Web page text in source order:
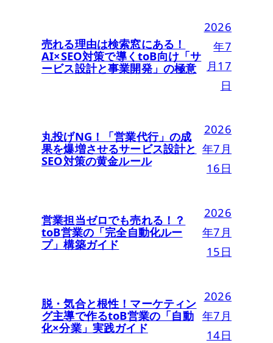
売れる理由は検索窓にある！
AI×SEO対策で導くtoB向け「サ
ービス設計と事業開発」の極意
2026
年7
月17
日
丸投げNG！「営業代行」の成
果を爆増させるサービス設計と
SEO対策の黄金ルール
2026
年7月
16日
営業担当ゼロでも売れる！？
toB営業の「完全自動化ルー
プ」構築ガイド
2026
年7月
15日
脱・気合と根性！マーケティン
グ主導で作るtoB営業の「自動
化×分業」実践ガイド
2026
年7月
14日